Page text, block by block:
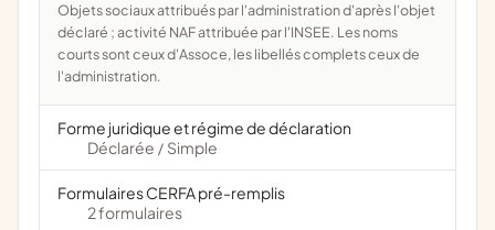
Objets sociaux attribués par l'administration d'après l'objet
déclaré ; activité NAF attribuée par l'INSEE. Les noms
courts sont ceux d'Assoce, les libellés complets ceux de
l'administration.
Forme juridique et régime de déclaration
Déclarée / Simple
Formulaires CERFA pré-remplis
2 formulaires